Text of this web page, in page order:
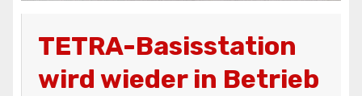
TETRA-Basisstation
wird wieder in Betrieb